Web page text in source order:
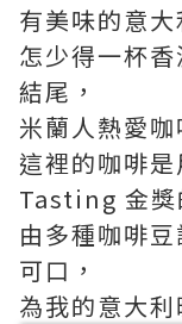
有美味的意大
怎少得一杯
結尾，
米蘭人熱愛
這裡的咖啡
Tasting 金
由多種咖啡
可口，
為我的意大利